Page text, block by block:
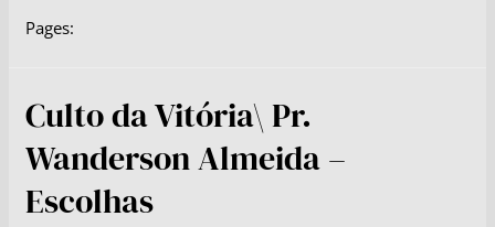
Pages:
Culto da Vitória\ Pr.
Wanderson Almeida –
Escolhas